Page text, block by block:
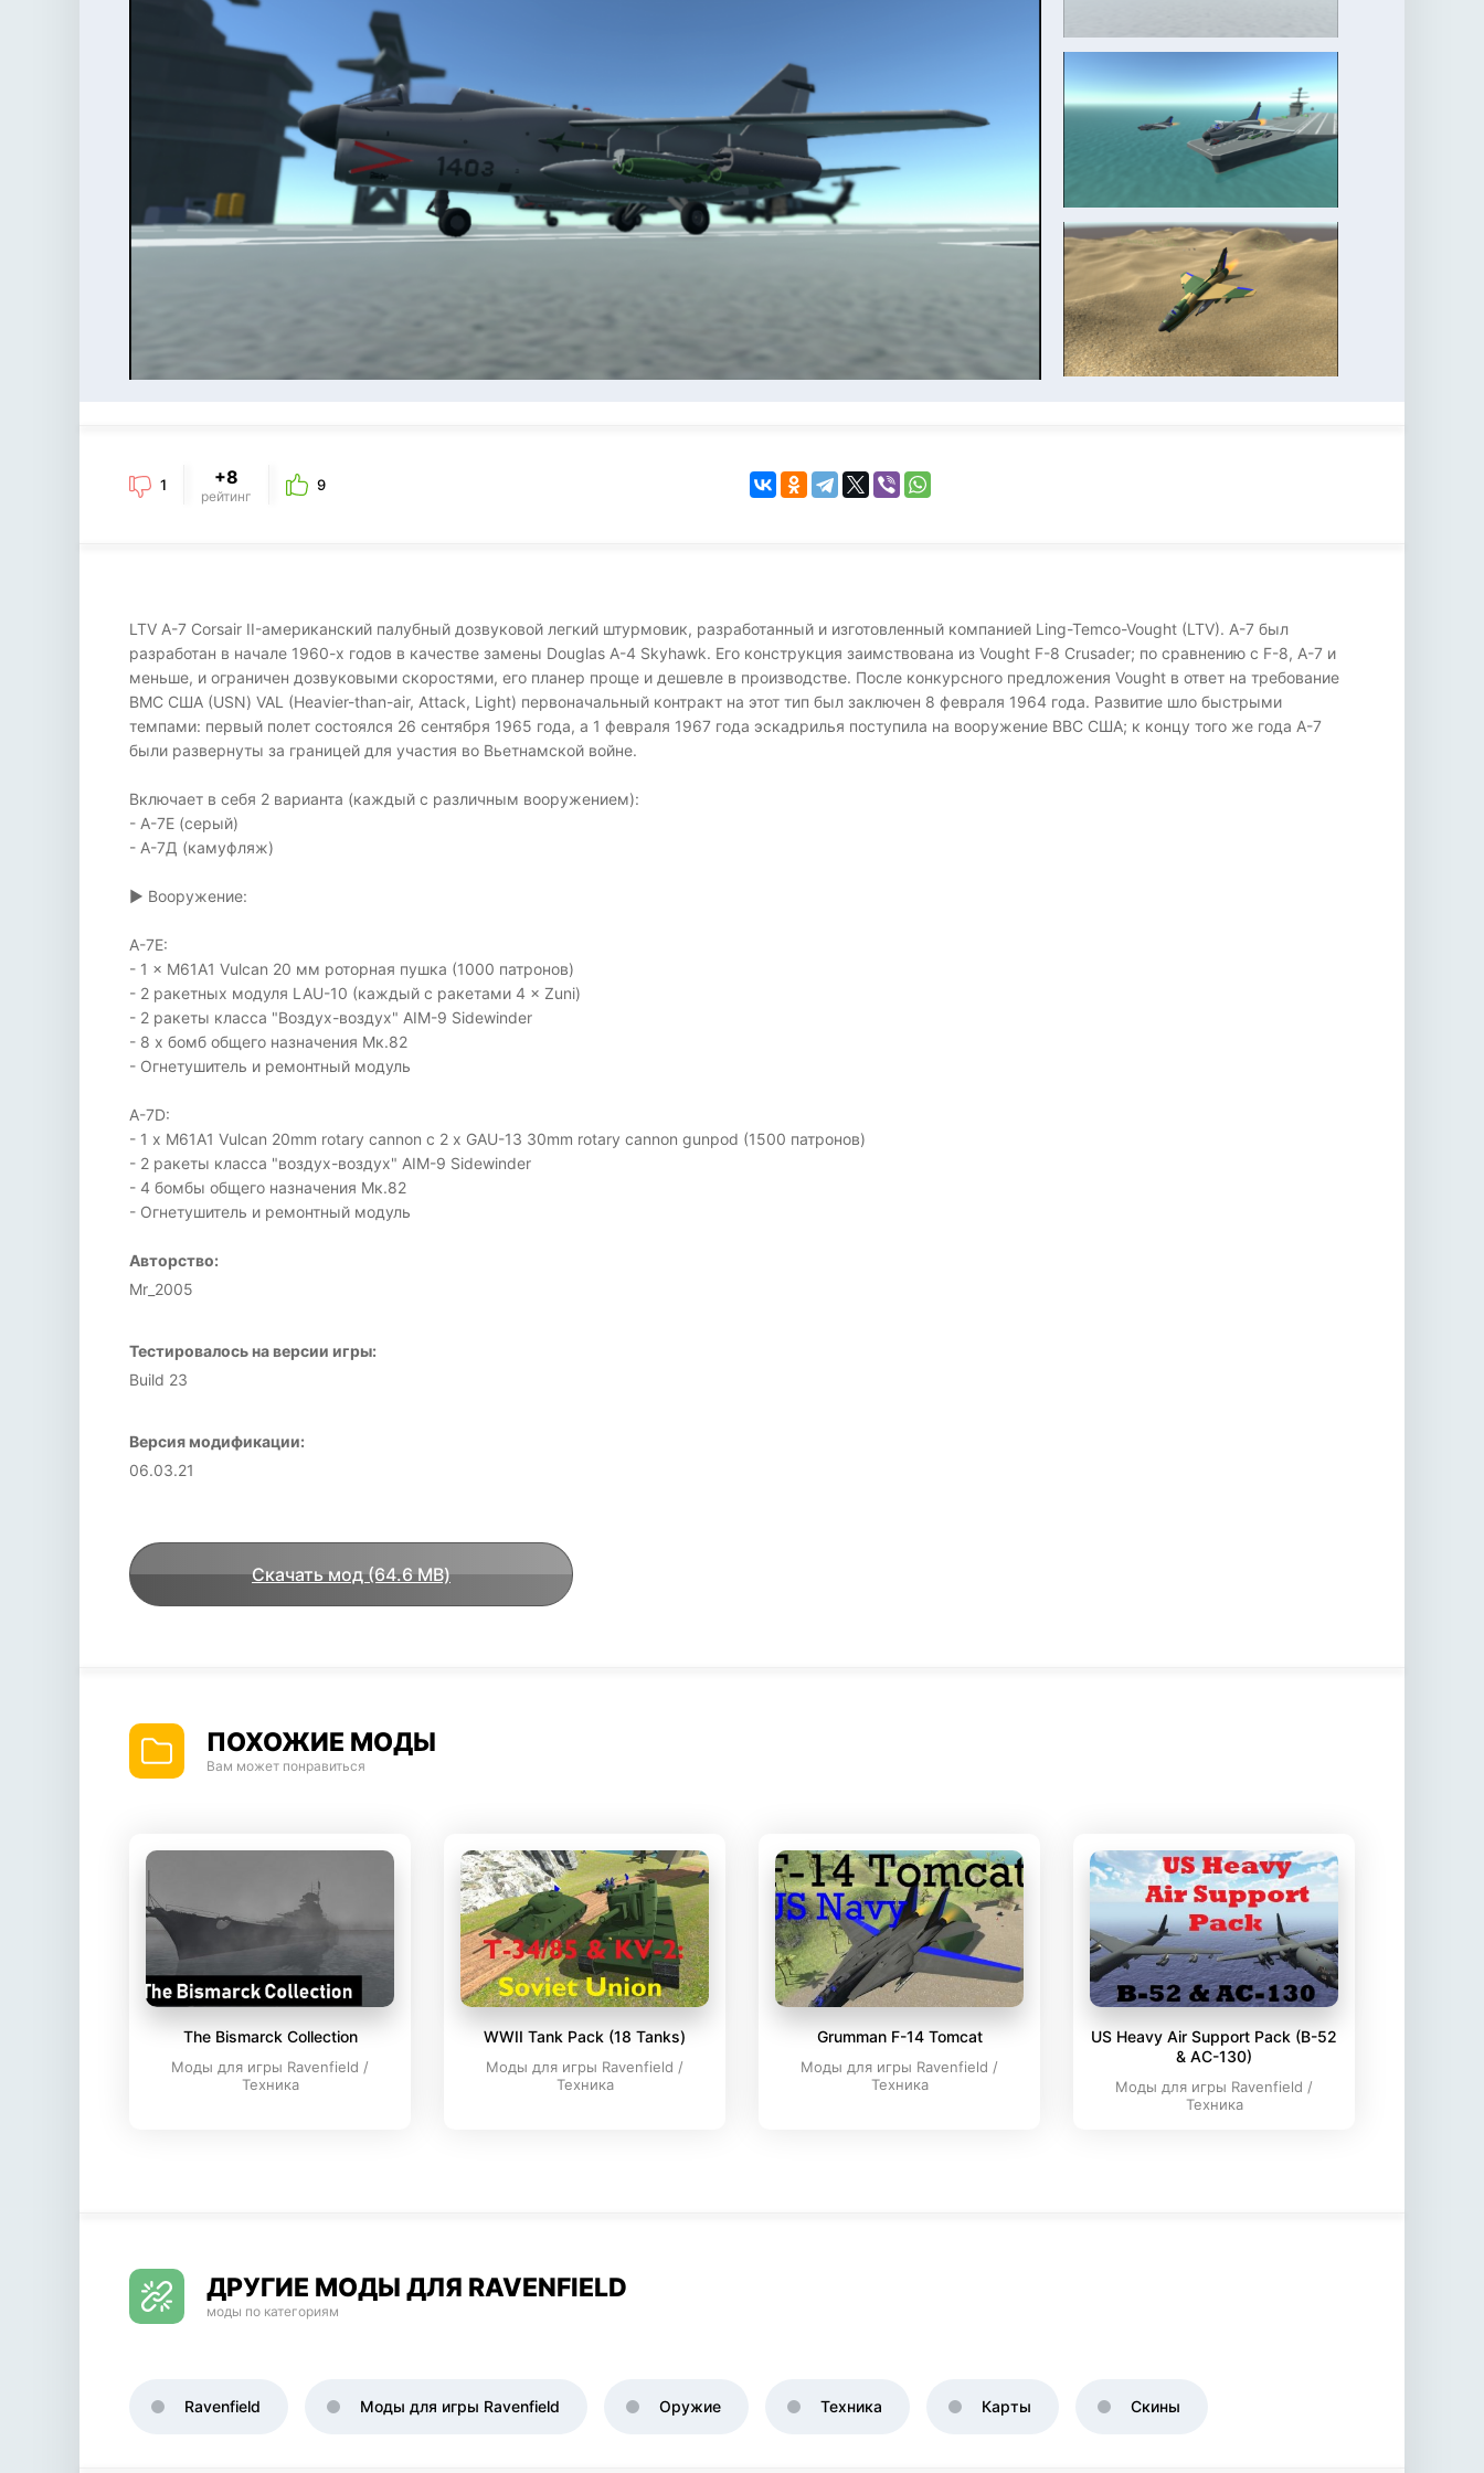
1 +8
рейтинг
9
LTV A-7 Corsair II-американский палубный дозвуковой легкий штурмовик, разработанный и изготовленный компанией Ling-Temco-Vought (LTV). А-7 был
разработан в начале 1960-х годов в качестве замены Douglas A-4 Skyhawk. Его конструкция заимствована из Vought F-8 Crusader; по сравнению с F-8, A-7 и
меньше, и ограничен дозвуковыми скоростями, его планер проще и дешевле в производстве. После конкурсного предложения Vought в ответ на требование
ВМС США (USN) VAL (Heavier-than-air, Attack, Light) первоначальный контракт на этот тип был заключен 8 февраля 1964 года. Развитие шло быстрыми
темпами: первый полет состоялся 26 сентября 1965 года, а 1 февраля 1967 года эскадрилья поступила на вооружение ВВС США; к концу того же года А-7
были развернуты за границей для участия во Вьетнамской войне.
Включает в себя 2 варианта (каждый с различным вооружением):
- А-7Е (серый)
- А-7Д (камуфляж)
▶ Вооружение:
А-7Е:
- 1 × M61A1 Vulcan 20 мм роторная пушка (1000 патронов)
- 2 ракетных модуля LAU-10 (каждый с ракетами 4 × Zuni)
- 2 ракеты класса "Воздух-воздух" AIM-9 Sidewinder
- 8 х бомб общего назначения Мк.82
- Огнетушитель и ремонтный модуль
А-7D:
- 1 x M61A1 Vulcan 20mm rotary cannon с 2 x GAU-13 30mm rotary cannon gunpod (1500 патронов)
- 2 ракеты класса "воздух-воздух" AIM-9 Sidewinder
- 4 бомбы общего назначения Мк.82
- Огнетушитель и ремонтный модуль
Авторство:
Mr_2005
Тестировалось на версии игры:
Build 23
Версия модификации:
06.03.21
Скачать мод (64.6 MB)
ПОХОЖИЕ МОДЫ
Вам может понравиться
The Bismarck Collection
Моды для игры Ravenfield /
Техника
WWII Tank Pack (18 Tanks)
Моды для игры Ravenfield /
Техника
Grumman F-14 Tomcat
Моды для игры Ravenfield /
Техника
US Heavy Air Support Pack (B-52
& AC-130)
Моды для игры Ravenfield /
Техника
ДРУГИЕ МОДЫ ДЛЯ RAVENFIELD
моды по категориям
Ravenfield Моды для игры Ravenfield Оружие Техника Карты Скины